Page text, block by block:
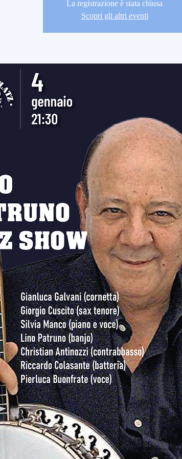
La registrazione è stata chiusa
Scopri gli altri eventi